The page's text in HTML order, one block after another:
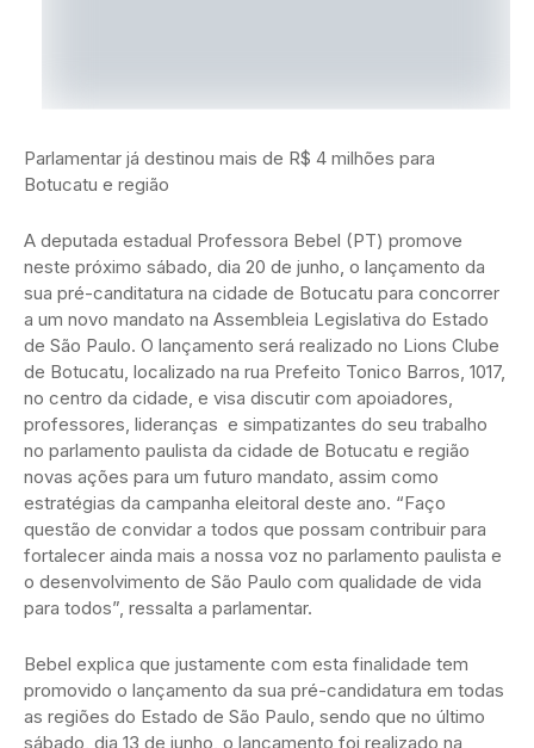
Parlamentar já destinou mais de R$ 4 milhões para
Botucatu e região
A deputada estadual Professora Bebel (PT) promove
neste próximo sábado, dia 20 de junho, o lançamento da
sua pré-canditatura na cidade de Botucatu para concorrer
a um novo mandato na Assembleia Legislativa do Estado
de São Paulo. O lançamento será realizado no Lions Clube
de Botucatu, localizado na rua Prefeito Tonico Barros, 1017,
no centro da cidade, e visa discutir com apoiadores,
professores, lideranças e simpatizantes do seu trabalho
no parlamento paulista da cidade de Botucatu e região
novas ações para um futuro mandato, assim como
estratégias da campanha eleitoral deste ano. “Faço
questão de convidar a todos que possam contribuir para
fortalecer ainda mais a nossa voz no parlamento paulista e
o desenvolvimento de São Paulo com qualidade de vida
para todos”, ressalta a parlamentar.
Bebel explica que justamente com esta finalidade tem
promovido o lançamento da sua pré-candidatura em todas
as regiões do Estado de São Paulo, sendo que no último
sábado, dia 13 de junho, o lançamento foi realizado na